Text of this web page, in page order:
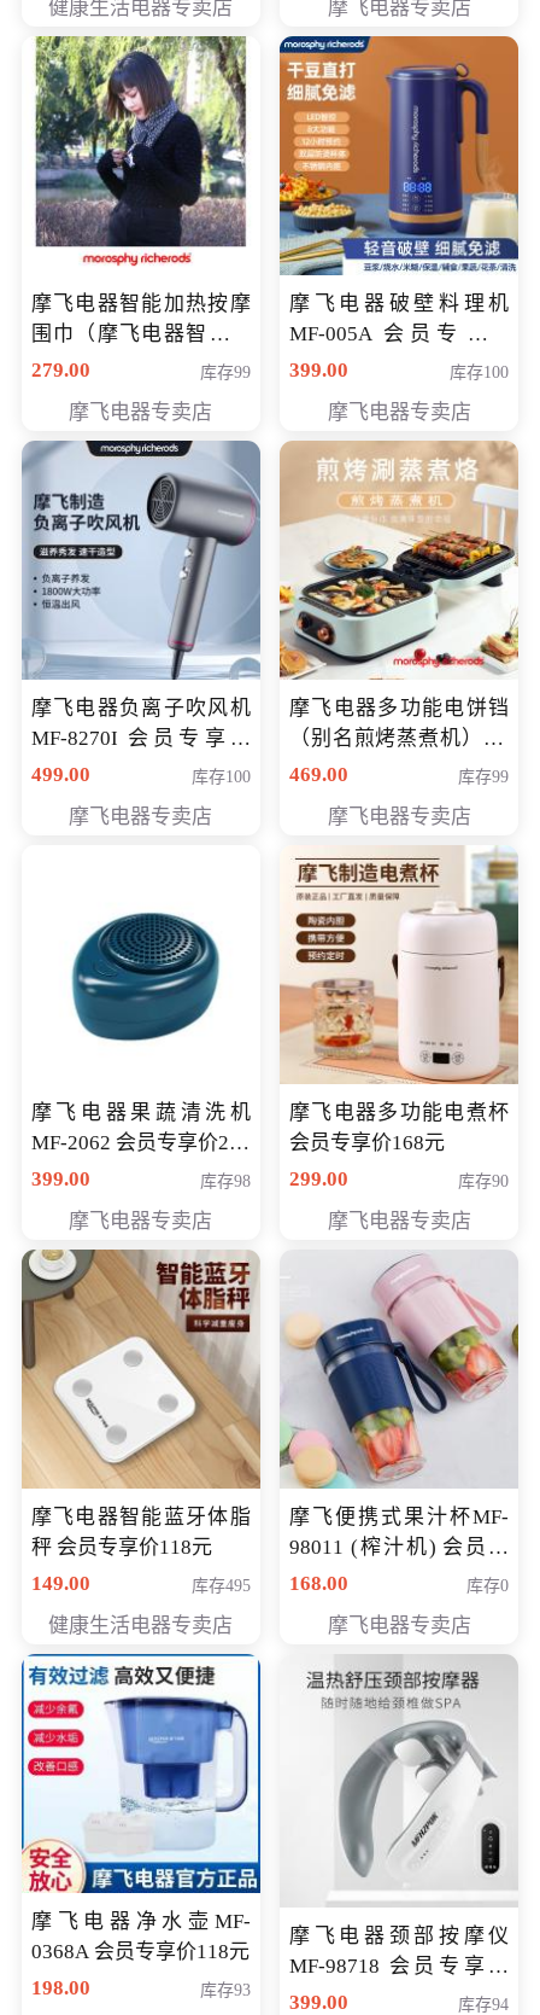
健康生活电器专卖店 摩飞电器专卖店
摩飞电器智能加热按摩
围巾（摩飞电器智能加
热按摩围脖） 会员专享
279.00 库存99
摩飞电器专卖店
摩飞电器破壁料理机
MF-005A 会员专享价
198元
399.00 库存100
摩飞电器专卖店
摩飞电器负离子吹风机
MF-8270I 会员专享价
369元
499.00 库存100
摩飞电器专卖店
摩飞电器多功能电饼铛
（别名煎烤蒸煮机） 型
号MF-8888B 会员专享
469.00 库存99
摩飞电器专卖店
摩飞电器果蔬清洗机
MF-2062 会员专享价268
元
399.00 库存98
摩飞电器专卖店
摩飞电器多功能电煮杯
会员专享价168元
299.00
库存90
摩飞电器专卖店
摩飞电器智能蓝牙体脂
秤 会员专享价118元
149.00
库存495
健康生活电器专卖店
摩飞便携式果汁杯MF-
98011 (榨汁机) 会员专
享价138元
168.00 库存0
摩飞电器专卖店
摩飞电器净水壶MF-
0368A 会员专享价118元
198.00
库存93
摩飞电器颈部按摩仪
MF-98718 会员专享价
299元
399.00 库存94